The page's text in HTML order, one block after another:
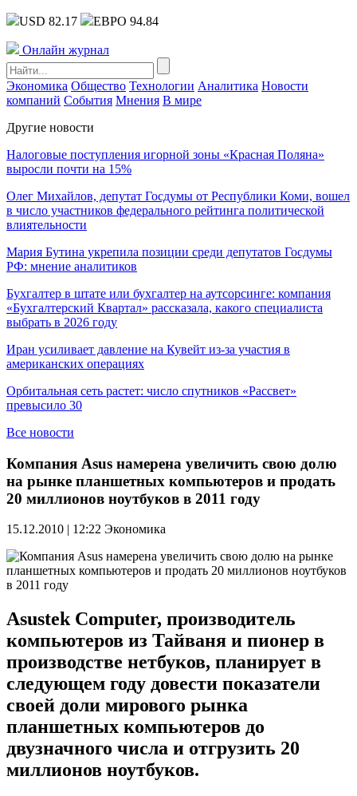
USD 82.17 ЕВРО 94.84
Онлайн журнал
Экономика Общество Технологии Аналитика Новости
компаний События Мнения В мире
Другие новости
Налоговые поступления игорной зоны «Красная Поляна»
выросли почти на 15%
Олег Михайлов, депутат Госдумы от Республики Коми, вошел
в число участников федерального рейтинга политической
влиятельности
Мария Бутина укрепила позиции среди депутатов Госдумы
РФ: мнение аналитиков
Бухгалтер в штате или бухгалтер на аутсорсинге: компания
«Бухгалтерский Квартал» рассказала, какого специалиста
выбрать в 2026 году
Иран усиливает давление на Кувейт из-за участия в
американских операциях
Орбитальная сеть растет: число спутников «Рассвет»
превысило 30
Все новости
Компания Asus намерена увеличить свою долю
на рынке планшетных компьютеров и продать
20 миллионов ноутбуков в 2011 году
15.12.2010 | 12:22 Экономика
Asustek Computer, производитель
компьютеров из Тайваня и пионер в
производстве нетбуков, планирует в
следующем году довести показатели
своей доли мирового рынка
планшетных компьютеров до
двузначного числа и отгрузить 20
миллионов ноутбуков.